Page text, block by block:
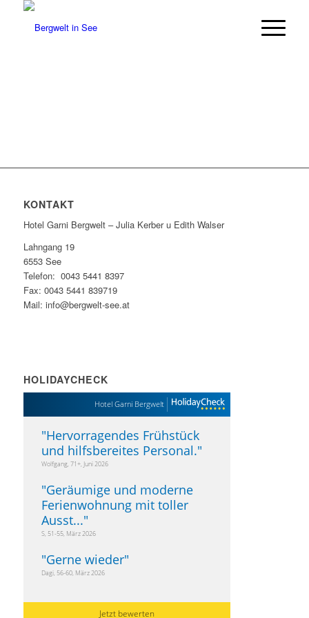
KONTAKT
Hotel Garni Bergwelt – Julia Kerber u Edith Walser
Lahngang 19
6553 See
Telefon: 0043 5441 8397
Fax: 0043 5441 839719
Mail: info@bergwelt-see.at
HOLIDAYCHECK
Hotel Garni Bergwelt
"Hervorragendes Frühstück
und hilfsbereites Personal."
Wolfgang, 71+, Juni 2026
"Geräumige und moderne
Ferienwohnung mit toller
Ausst..."
S, 51-55, März 2026
"Gerne wieder"
Dagi, 56-60, März 2026
Jetzt bewerten